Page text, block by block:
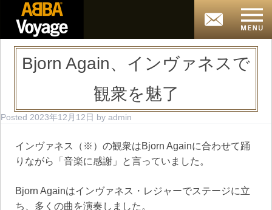
Bjorn Again、インヴァネスで
観衆を魅了
Posted 2023年12月12日 by admin
インヴァネス（※）の観衆はBjorn Againに合わせて踊
りながら「音楽に感謝」と言っていました。
Bjorn Againはインヴァネス・レジャーでステージに立
ち、多くの曲を演奏しました。